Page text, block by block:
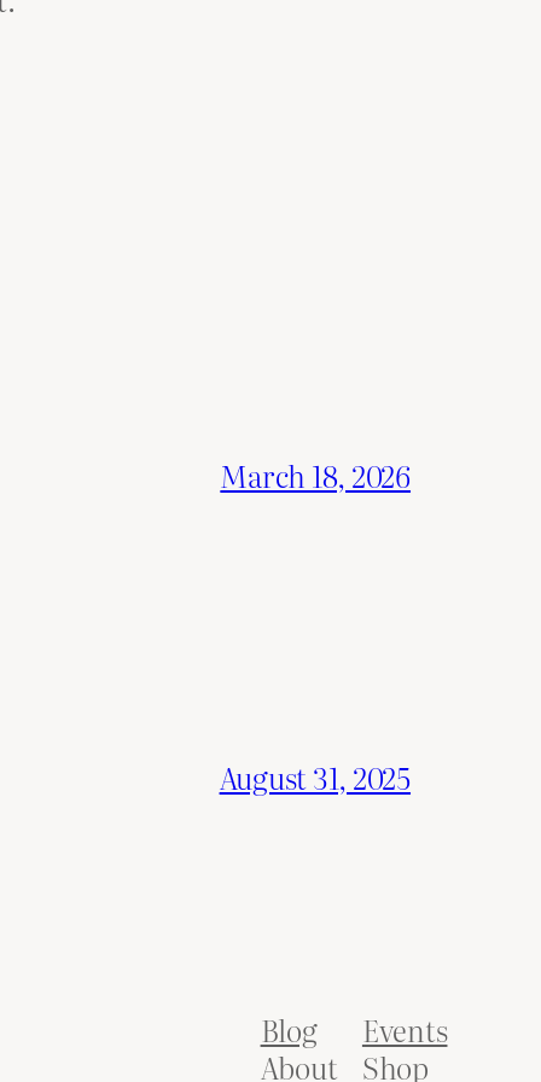
March 18, 2026
August 31, 2025
Blog
About
Events
Shop